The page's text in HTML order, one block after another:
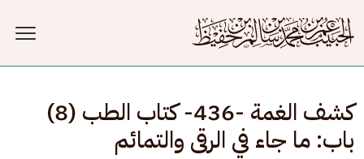
كشف الغمة -436- كتاب الطب (8)
باب: ما جاء في الرقى والتمائم